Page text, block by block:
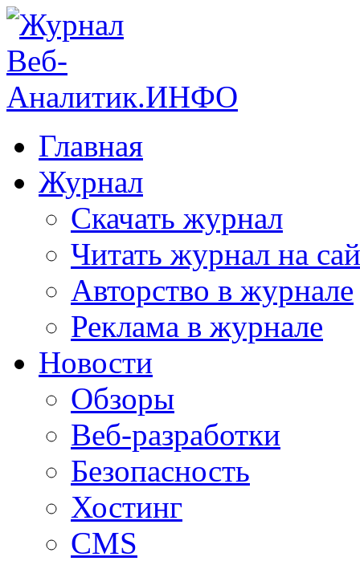
Главная
Журнал
Скачать журнал
Читать журнал на
Авторство в журнале
Реклама в журнале
Новости
Обзоры
Веб-разработки
Безопасность
Хостинг
CMS